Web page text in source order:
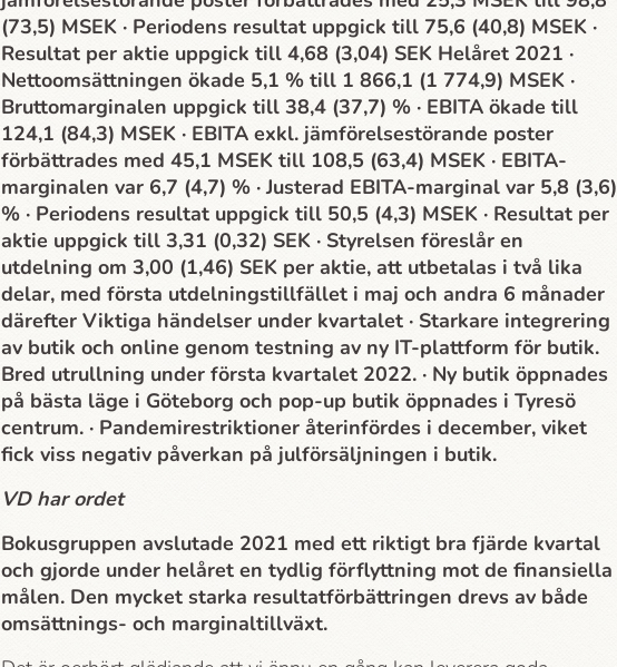
(73,5) MSEK · Periodens resultat uppgick till 75,6 (40,8) MSEK ·
Resultat per aktie uppgick till 4,68 (3,04) SEK Helåret 2021 ·
Nettoomsättningen ökade 5,1 % till 1 866,1 (1 774,9) MSEK ·
Bruttomarginalen uppgick till 38,4 (37,7) % · EBITA ökade till
124,1 (84,3) MSEK · EBITA exkl. jämförelsestörande poster
förbättrades med 45,1 MSEK till 108,5 (63,4) MSEK · EBITA-
marginalen var 6,7 (4,7) % · Justerad EBITA-marginal var 5,8 (3,6)
% · Periodens resultat uppgick till 50,5 (4,3) MSEK · Resultat per
aktie uppgick till 3,31 (0,32) SEK · Styrelsen föreslår en
utdelning om 3,00 (1,46) SEK per aktie, att utbetalas i två lika
delar, med första utdelningstillfället i maj och andra 6 månader
därefter Viktiga händelser under kvartalet · Starkare integrering
av butik och online genom testning av ny IT-plattform för butik.
Bred utrullning under första kvartalet 2022. · Ny butik öppnades
på bästa läge i Göteborg och pop-up butik öppnades i Tyresö
centrum. · Pandemirestriktioner återinfördes i december, viket
fick viss negativ påverkan på julförsäljningen i butik.
VD har ordet
Bokusgruppen avslutade 2021 med ett riktigt bra fjärde kvartal
och gjorde under helåret en tydlig förflyttning mot de finansiella
målen. Den mycket starka resultatförbättringen drevs av både
omsättnings- och marginaltillväxt.